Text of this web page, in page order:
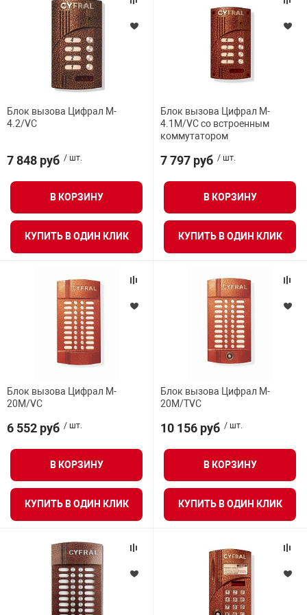
безопасность
оборудование
Блок вызова Цифрал M-
4.2/VC
7 848 руб / шт.
В КОРЗИНУ
КУПИТЬ В ОДИН КЛИК
Блок вызова Цифрал M-
4.1M/VC со встроенным
коммутатором
7 797 руб / шт.
В КОРЗИНУ
КУПИТЬ В ОДИН КЛИК
Блок вызова Цифрал M-
20M/VC
6 552 руб / шт.
В КОРЗИНУ
КУПИТЬ В ОДИН КЛИК
Блок вызова Цифрал M-
20M/TVC
10 156 руб / шт.
В КОРЗИНУ
КУПИТЬ В ОДИН КЛИК